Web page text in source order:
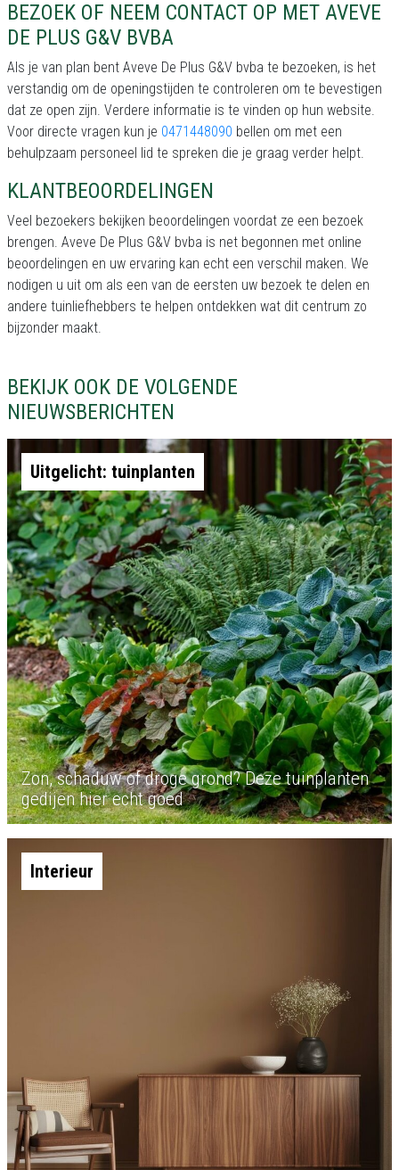
BEZOEK OF NEEM CONTACT OP MET AVEVE
DE PLUS G&V BVBA
Als je van plan bent Aveve De Plus G&V bvba te bezoeken, is het
verstandig om de openingstijden te controleren om te bevestigen
dat ze open zijn. Verdere informatie is te vinden op hun website.
Voor directe vragen kun je 0471448090 bellen om met een
behulpzaam personeel lid te spreken die je graag verder helpt.
KLANTBEOORDELINGEN
Veel bezoekers bekijken beoordelingen voordat ze een bezoek
brengen. Aveve De Plus G&V bvba is net begonnen met online
beoordelingen en uw ervaring kan echt een verschil maken. We
nodigen u uit om als een van de eersten uw bezoek te delen en
andere tuinliefhebbers te helpen ontdekken wat dit centrum zo
bijzonder maakt.
BEKIJK OOK DE VOLGENDE
NIEUWSBERICHTEN
Uitgelicht: tuinplanten
Zon, schaduw of droge grond? Deze tuinplanten
gedijen hier echt goed
Interieur